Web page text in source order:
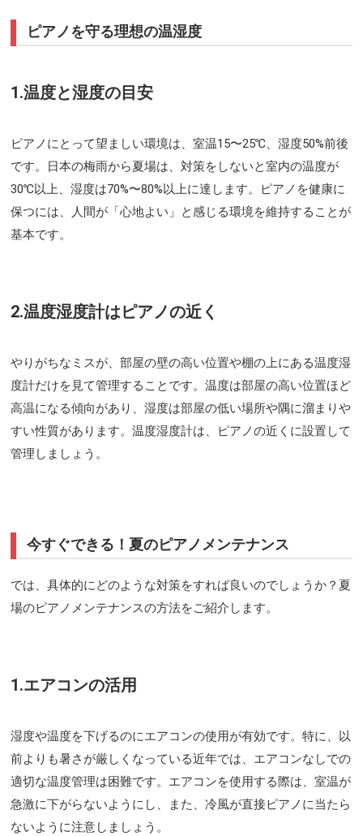
ピアノを守る理想の温湿度
1.温度と湿度の目安
ピアノにとって望ましい環境は、室温15〜25℃、湿度50%前後
です。日本の梅雨から夏場は、対策をしないと室内の温度が
30℃以上、湿度は70%〜80%以上に達します。ピアノを健康に
保つには、人間が「心地よい」と感じる環境を維持することが
基本です。
2.温度湿度計はピアノの近く
やりがちなミスが、部屋の壁の高い位置や棚の上にある温度湿
度計だけを見て管理することです。温度は部屋の高い位置ほど
高温になる傾向があり、湿度は部屋の低い場所や隅に溜まりや
すい性質があります。温度湿度計は、ピアノの近くに設置して
管理しましょう。
今すぐできる！夏のピアノメンテナンス
では、具体的にどのような対策をすれば良いのでしょうか？夏
場のピアノメンテナンスの方法をご紹介します。
1.エアコンの活用
湿度や温度を下げるのにエアコンの使用が有効です。特に、以
前よりも暑さが厳しくなっている近年では、エアコンなしでの
適切な温度管理は困難です。エアコンを使用する際は、室温が
急激に下がらないようにし、また、冷風が直接ピアノに当たら
ないように注意しましょう。